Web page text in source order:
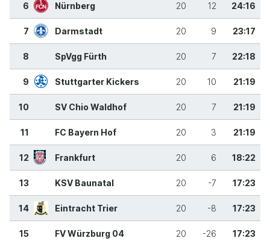
6 Nürnberg 20 12 24:16
7 Darmstadt 20 9 23:17
8 SpVgg Fürth 20 7 22:18
9 Stuttgarter Kickers 20 10 21:19
10 SV Chio Waldhof 20 7 21:19
11 FC Bayern Hof 20 3 21:19
12 Frankfurt 20 6 18:22
13 KSV Baunatal 20 -7 17:23
14 Eintracht Trier 20 -8 17:23
15 FV Würzburg 04 20 -26 17:23